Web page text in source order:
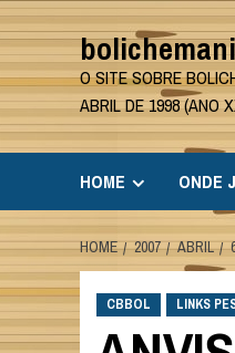
Skip
to
content
O SITE SOBRE
ABRIL DE 1998 (ANO
HOME ONDE
HOME 2007 ABRIL
CBBOL LINKS